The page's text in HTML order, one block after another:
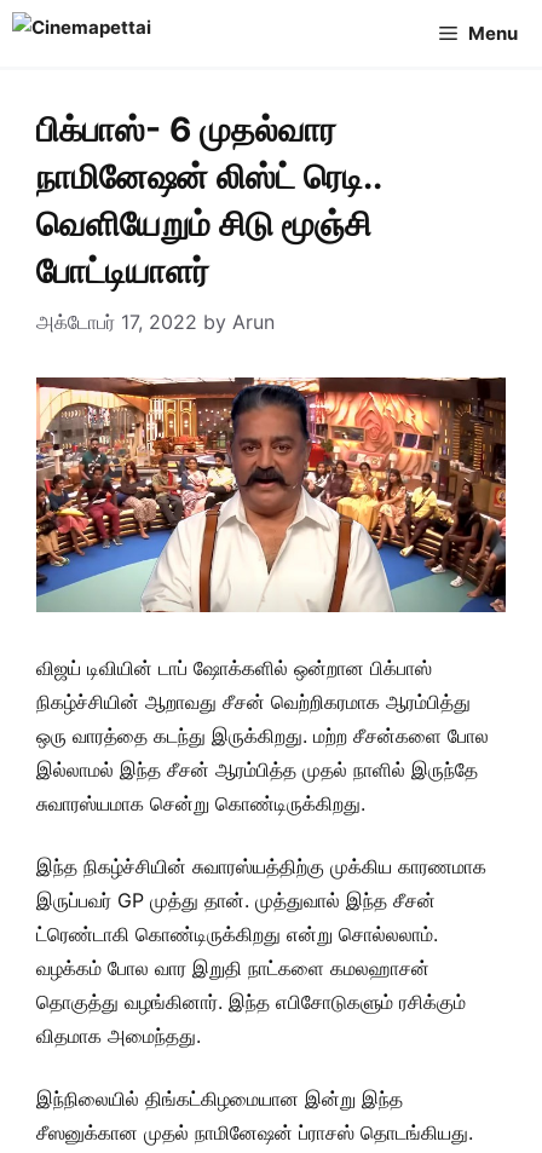
Skip
Menu
பிக்பாஸ்- 6 முதல்வார
நாமினேஷன் லிஸ்ட் ரெடி..
வெளியேறும் சிடு மூஞ்சி
போட்டியாளர்
அக்டோபர் 17, 2022 by Arun
விஜய் டிவியின் டாப் ஷோக்களில் ஒன்றான பிக்பாஸ்
நிகழ்ச்சியின் ஆறாவது சீசன் வெற்றிகரமாக ஆரம்பித்து
ஒரு வாரத்தை கடந்து இருக்கிறது. மற்ற சீசன்களை போல
இல்லாமல் இந்த சீசன் ஆரம்பித்த முதல் நாளில் இருந்தே
சுவாரஸ்யமாக சென்று கொண்டிருக்கிறது.
இந்த நிகழ்ச்சியின் சுவாரஸ்யத்திற்கு முக்கிய காரணமாக
இருப்பவர் GP முத்து தான். முத்துவால் இந்த சீசன்
ட்ரெண்டாகி கொண்டிருக்கிறது என்று சொல்லலாம்.
வழக்கம் போல வார இறுதி நாட்களை கமலஹாசன்
தொகுத்து வழங்கினார். இந்த எபிசோடுகளும் ரசிக்கும்
விதமாக அமைந்தது.
இந்நிலையில் திங்கட்கிழமையான இன்று இந்த
சீஸனுக்கான முதல் நாமினேஷன் ப்ராசஸ் தொடங்கியது.